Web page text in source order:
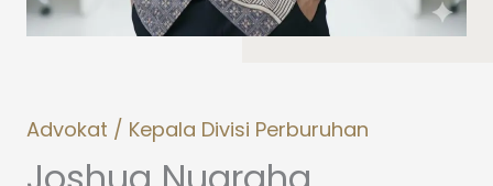
Advokat / Kepala Divisi Perburuhan